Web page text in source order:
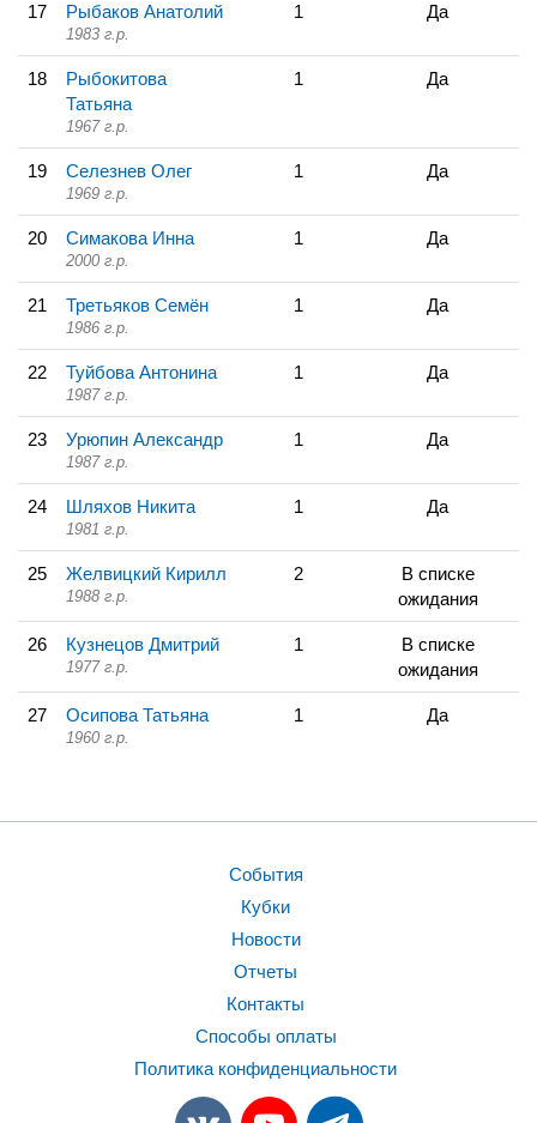
17 Рыбаков Анатолий
1983 г.р.
1 Да
18
Рыбокитова
Татьяна
1967 г.р.
1 Да
19 Селезнев Олег
1969 г.р.
1 Да
20 Симакова Инна
2000 г.р.
1 Да
21 Третьяков Семён
1986 г.р.
1 Да
22 Туйбова Антонина
1987 г.р.
1 Да
23 Урюпин Александр
1987 г.р.
1 Да
24 Шляхов Никита
1981 г.р.
1 Да
25 Желвицкий Кирилл
1988 г.р.
2
В списке
ожидания
26 Кузнецов Дмитрий
1977 г.р.
1
В списке
ожидания
27 Осипова Татьяна
1960 г.р.
1 Да
События
Кубки
Новости
Отчеты
Контакты
Способы оплаты
Политика конфиденциальности